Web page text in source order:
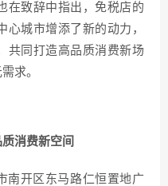
在致辞中指出，免税店的
心城市增添了新的动力，
共同打造高品质消费新场
求。
消费新空间
南开区东马路仁恒置地广